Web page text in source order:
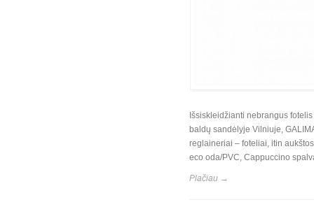
Išsiskleidžianti nebrangus
baldų sandėlyje Vilniuje,
reglaineriai – foteliai, itin
eco oda/PVC, Cappuccino
Plačiau →